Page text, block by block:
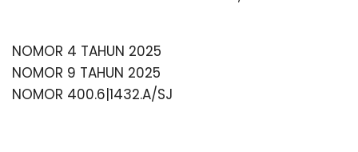
T
A
NOMOR 4 TAHUN 2025
NOMOR 9 TAHUN 2025
NOMOR 400.6|1432.A/SJ